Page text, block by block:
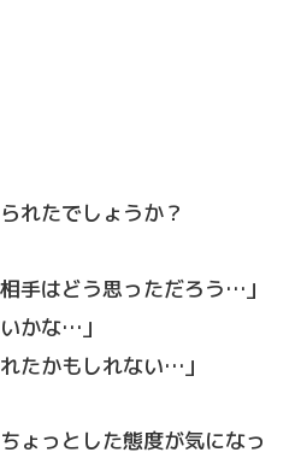
れたでしょうか？
手はどう思っただろう…」
かな…」
たかもしれない…」
ょっとした態度が気になっ